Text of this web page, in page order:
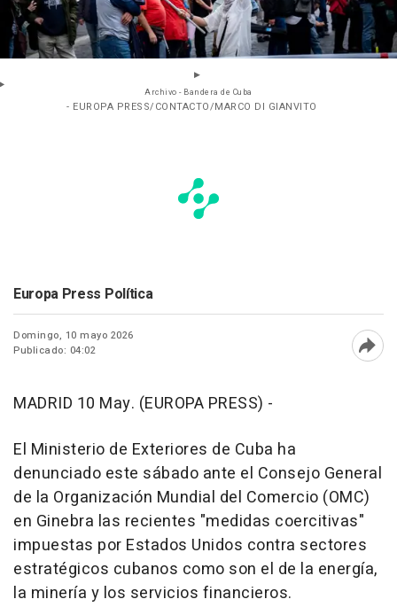
Archivo - Bandera de Cuba
- EUROPA PRESS/CONTACTO/MARCO DI GIANVITO
Europa Press Política
Domingo, 10 mayo 2026
Publicado: 04:02
MADRID 10 May. (EUROPA PRESS) -
El Ministerio de Exteriores de Cuba ha
denunciado este sábado ante el Consejo General
de la Organización Mundial del Comercio (OMC)
en Ginebra las recientes "medidas coercitivas"
impuestas por Estados Unidos contra sectores
estratégicos cubanos como son el de la energía,
la minería y los servicios financieros.